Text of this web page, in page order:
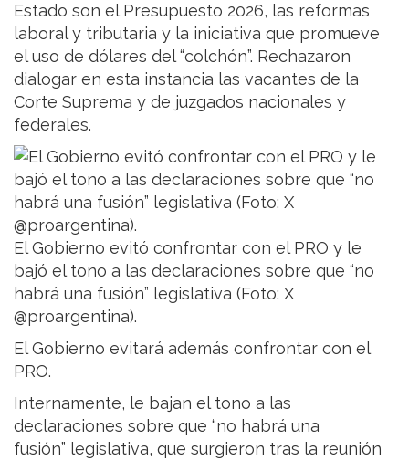
Estado son el Presupuesto 2026, las reformas
laboral y tributaria y la iniciativa que promueve
el uso de dólares del “colchón”. Rechazaron
dialogar en esta instancia las vacantes de la
Corte Suprema y de juzgados nacionales y
federales.
El Gobierno evitó confrontar con el PRO y le
bajó el tono a las declaraciones sobre que “no
habrá una fusión” legislativa (Foto: X
@proargentina).
El Gobierno evitará además confrontar con el
PRO.
Internamente, le bajan el tono a las
declaraciones sobre que “no habrá una
fusión” legislativa, que surgieron tras la reunión